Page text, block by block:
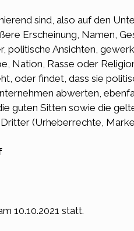
sind, also auf den
Erscheinung, Namen,
politische Ansichten,
Nation, Rasse oder
oder findet, dass sie
abwerten,
guten Sitten sowie die
(Urheberrechte,
10.10.2021 statt.